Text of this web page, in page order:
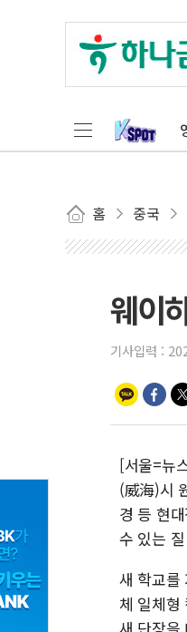
홈 중국
웨이
기사입력 :
[서울=뉴
(威海)시
경 등 현
수 있는
새 학교를
체 일체형